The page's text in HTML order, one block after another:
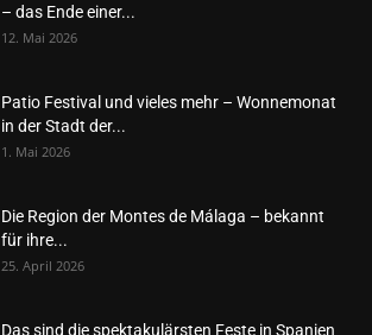
– das Ende einer...
12. Mai 2026
Patio Festival und vieles mehr – Wonnemonat
in der Stadt der...
1. Mai 2026
Die Region der Montes de Málaga – bekannt
für ihre...
25. April 2026
Das sind die spektakulärsten Feste in Spanien